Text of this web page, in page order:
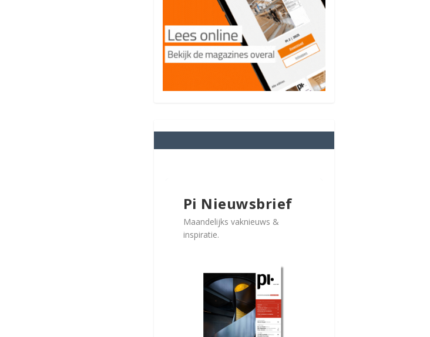
Pi Nieuwsbrief
Maandelijks vaknieuws &
inspiratie.